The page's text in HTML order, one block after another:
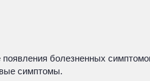
болезненных
симптомы.